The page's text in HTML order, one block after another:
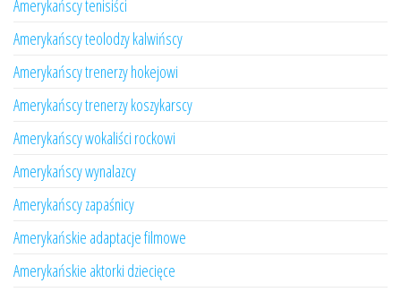
Amerykańscy tenisiści
Amerykańscy teolodzy kalwińscy
Amerykańscy trenerzy hokejowi
Amerykańscy trenerzy koszykarscy
Amerykańscy wokaliści rockowi
Amerykańscy wynalazcy
Amerykańscy zapaśnicy
Amerykańskie adaptacje filmowe
Amerykańskie aktorki dziecięce